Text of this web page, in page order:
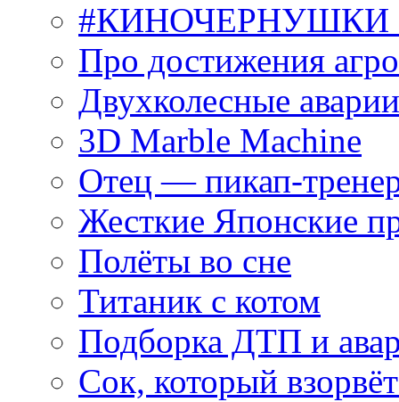
#КИНОЧЕРНУШКИ
Про достижения
Двухколесные
3D Marble Machine
Отец — пикап-
Жесткие Японские
Полёты во сне
Титаник с котом
Подборка ДТП и
Сок, который